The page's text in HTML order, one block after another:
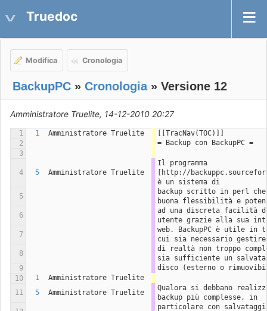
Truedoc
Modifica Cronologia
BackupPC » Cronologia» Versione 12
Amministratore Truelite, 14-12-2010 20:27
1 1 Amministratore Truelite
[[TracNav(TOC)]]
2
= Backup con BackupPC =
3
4 5 Amministratore Truelite
Il programma
[http://
è un sistema di
5
backup scritto in perl che
buona flessibilità e
6
ad una discreta facilità
utente grazie alla sua
7
web. BackupPC è utile
cui sia necessario gestire
8
di realtà non troppo
sia sufficiente un
9
disco (esterno o
10
1
Amministratore Truelite
11
5 Amministratore Truelite
Qualora si debbano
backup più complesse, in
particolare con